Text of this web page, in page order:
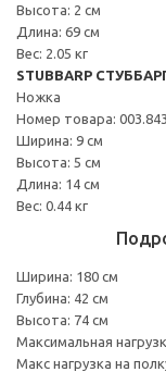
Высота: 2 см
Длина: 69 см
Вес: 2.05 кг
STUBBARP
Ножка
Номер товара:
Ширина: 9 см
Высота: 5 см
Длина: 14 см
Вес: 0.44 кг
Ширина: 180 см
Глубина: 42 см
Высота: 74 см
Максимальная
Макс нагрузка на